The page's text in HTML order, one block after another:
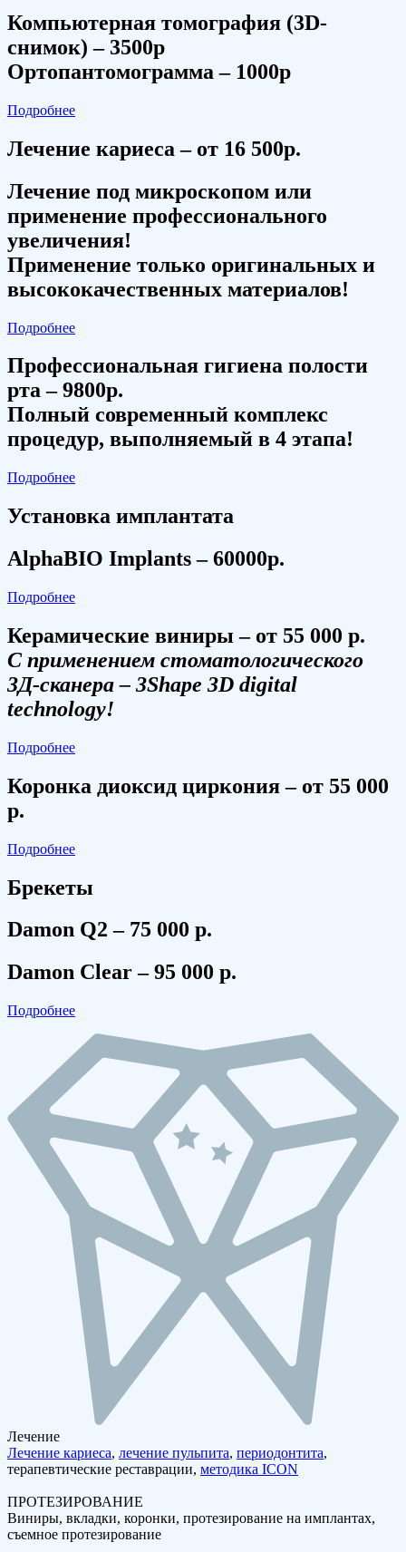
Компьютерная томография (3D-
снимок) – 3500р
Ортопантомограмма – 1000р
Подробнее
Лечение кариеса – от 16 500р.
Лечение под микроскопом или
применение профессионального
увеличения!
Применение только оригинальных и
высококачественных материалов!
Подробнее
Профессиональная гигиена полости
рта – 9800р.
Полный современный комплекс
процедур, выполняемый в 4 этапа!
Подробнее
Установка имплантата
AlphaBIO Implants – 60000р.
Подробнее
Керамические виниры – от 55 000 р.
С применением стоматологического
3Д-сканера – 3Shape 3D digital
technology!
Подробнее
Коронка диоксид циркония – от 55 000
р.
Подробнее
Брекеты
Damon Q2 – 75 000 р.
Damon Clear – 95 000 р.
Подробнее
Лечение
Лечение кариеса, лечение пульпита, периодонтита,
терапевтические реставрации, методика ICON
ПРОТЕЗИРОВАНИЕ
Виниры, вкладки, коронки, протезирование на имплантах,
съемное протезирование